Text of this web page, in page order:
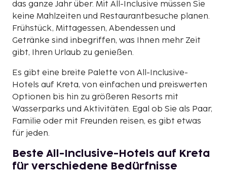
das ganze Jahr über. Mit All-Inclusive müssen Sie
keine Mahlzeiten und Restaurantbesuche planen.
Frühstück, Mittagessen, Abendessen und
Getränke sind inbegriffen, was Ihnen mehr Zeit
gibt, Ihren Urlaub zu genießen.
Es gibt eine breite Palette von All-Inclusive-
Hotels auf Kreta, von einfachen und preiswerten
Optionen bis hin zu größeren Resorts mit
Wasserparks und Aktivitäten. Egal ob Sie als Paar,
Familie oder mit Freunden reisen, es gibt etwas
für jeden.
Beste All-Inclusive-Hotels auf Kreta
für verschiedene Bedürfnisse